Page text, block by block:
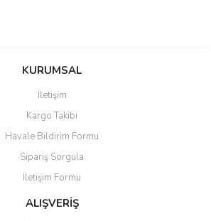
ürüne ilk yorumu siz yapın!
bozuk veya görüntülenemiyor.
eksik bilgiler bulunuyor.
hatalar bulunuyor.
daha pahalı.
alternatifler olmalı.
KURUMSAL
İletişim
Kargo Takibi
Havale Bildirim Formu
Sipariş Sorgula
İletişim Formu
ALIŞVERİŞ